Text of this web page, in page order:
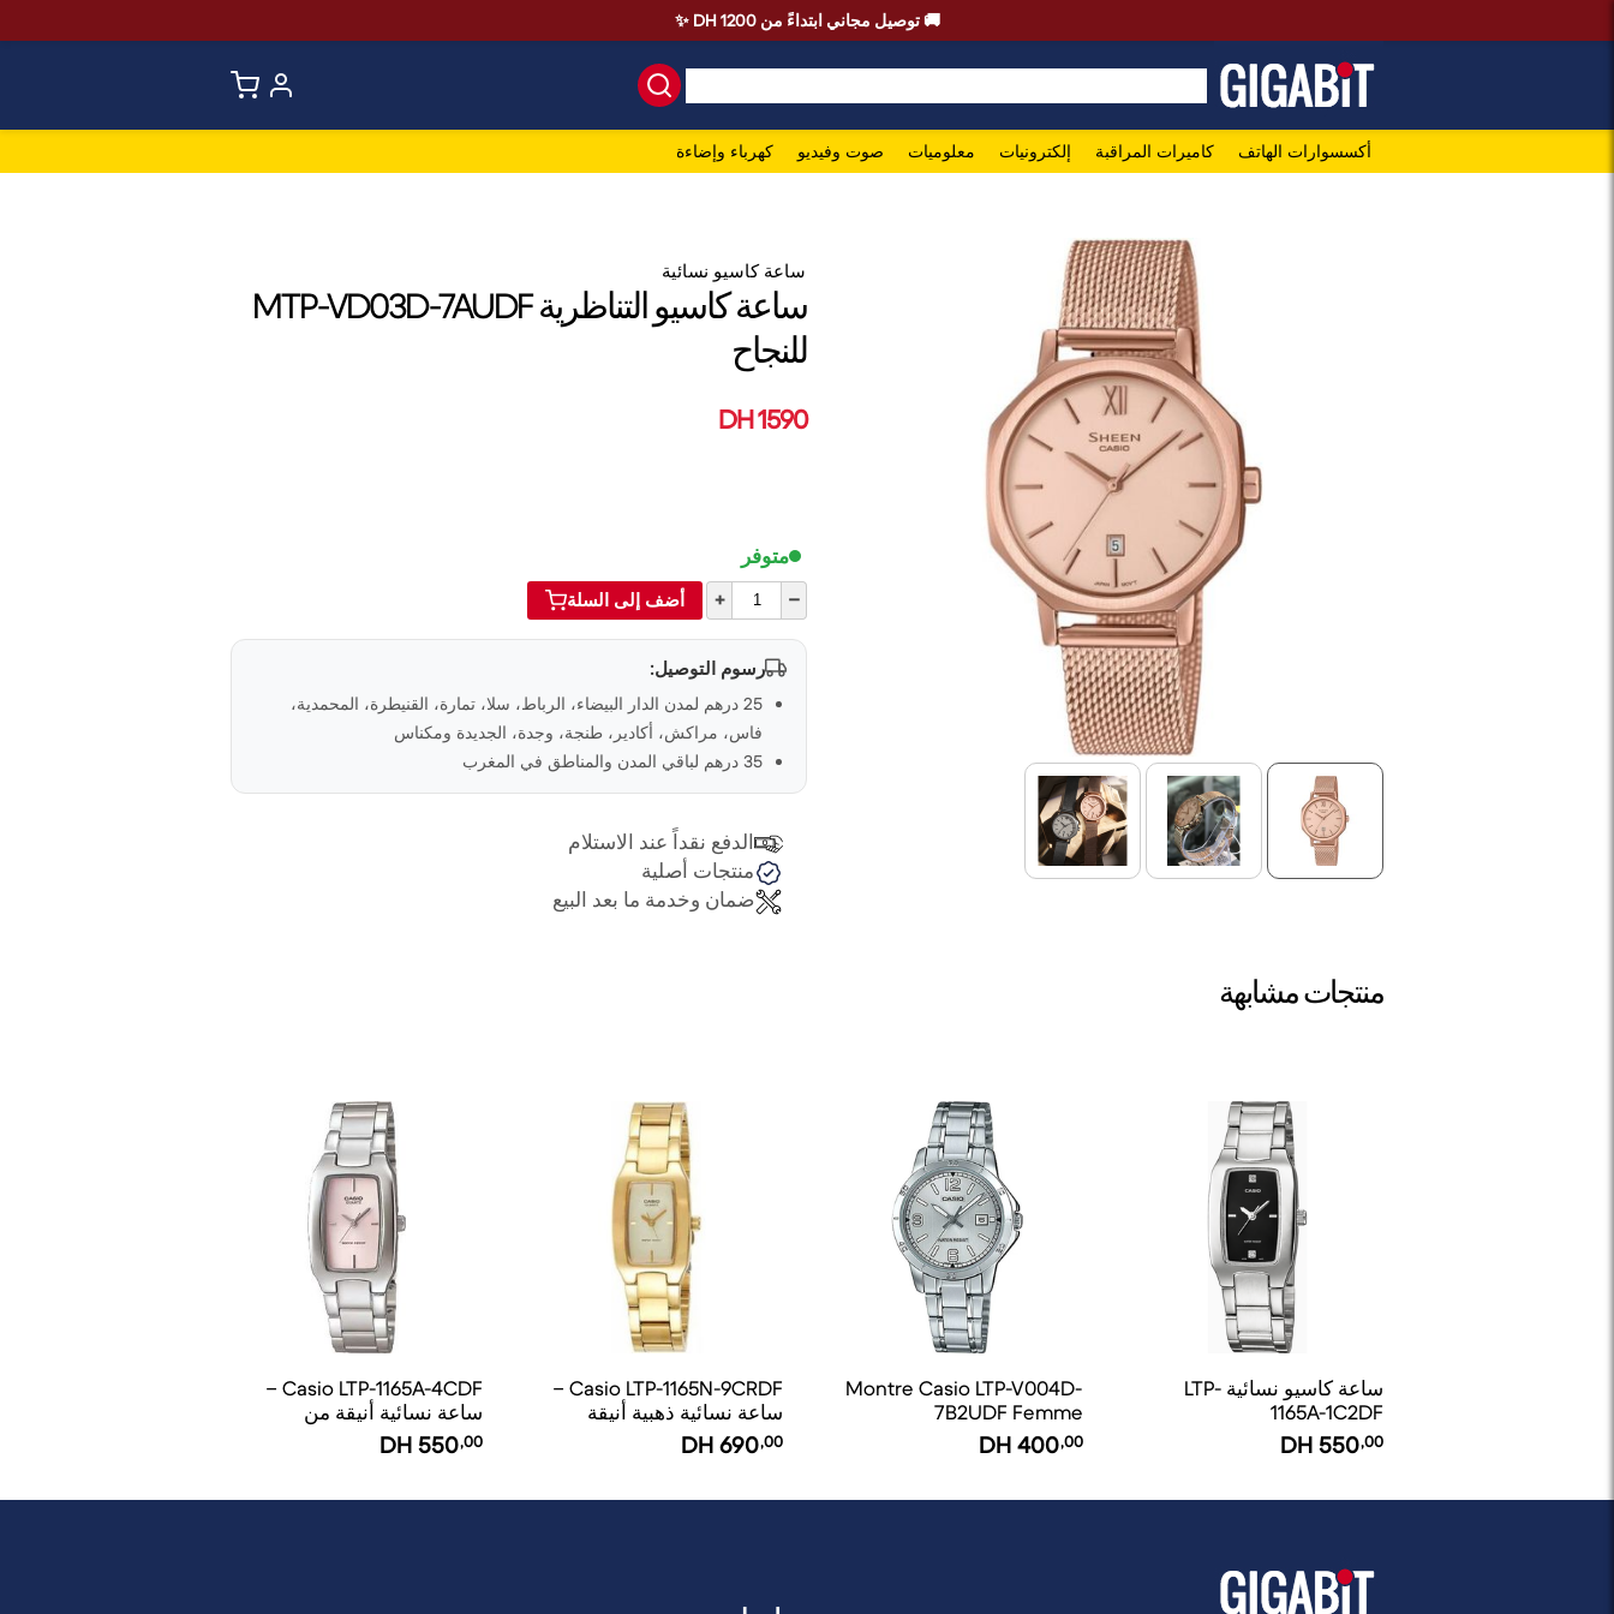
🚚 توصيل مجاني ابتداءً من 1200 DH ✨
أكسسوارات الهاتف كاميرات المراقبة إلكترونيات معلوميات صوت وفيديو كهرباء وإضاءة
ساعة كاسيو نسائية
ساعة كاسيو التناظرية MTP-VD03D-7AUDF
للنجاح
1590 DH
متوفر
–
+ أضف إلى السلة
رسوم التوصيل:
25 درهم لمدن الدار البيضاء، الرباط، سلا، تمارة، القنيطرة، المحمدية،
فاس، مراكش، أكادير، طنجة، وجدة، الجديدة ومكناس
35 درهم لباقي المدن والمناطق في المغرب
الدفع نقداً عند الاستلام
منتجات أصلية
ضمان وخدمة ما بعد البيع
منتجات مشابهة
ساعة كاسيو نسائية LTP-
1165A-1C2DF
550,00
Montre Casio LTP-V004D-
7B2UDF Femme
400,00
Casio LTP-1165N-9CRDF –
ساعة نسائية ذهبية أنيقة
690,00
Casio LTP-1165A-4CDF –
ساعة نسائية أنيقة من
الستانلس ستيل
550,00